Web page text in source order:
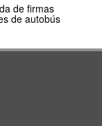
de firmas
de autobús